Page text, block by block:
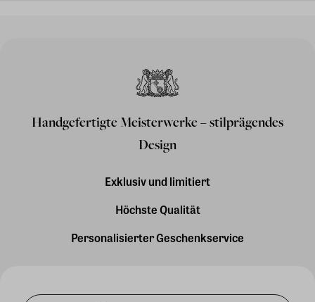
Handgefertigte Meisterwerke – stilprägendes
Design
Exklusiv und limitiert
Höchste Qualität
Personalisierter Geschenkservice